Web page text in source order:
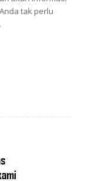
tak perlu